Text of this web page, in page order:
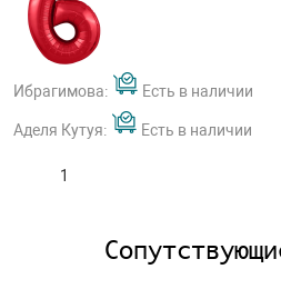
Ибрагимова: Есть в наличии
Аделя Кутуя: Есть в наличии